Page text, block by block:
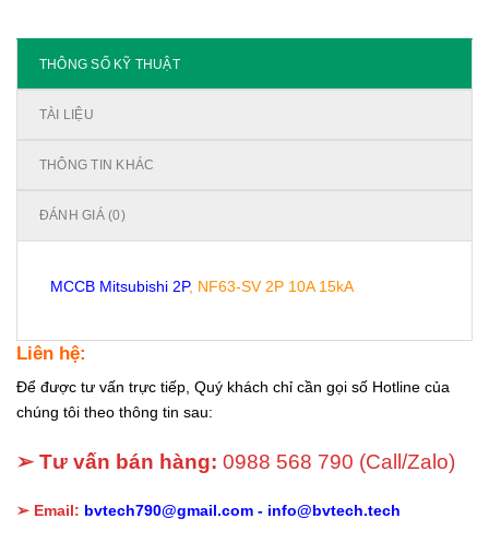
THÔNG SỐ KỸ THUẬT
TÀI LIỆU
THÔNG TIN KHÁC
ĐÁNH GIÁ (0)
MCCB Mitsubishi 2P, NF63-SV 2P 10A 15kA
Liên hệ:
Để được tư vấn trực tiếp, Quý khách chỉ cần gọi số Hotline của
chúng tôi theo thông tin sau:
➢ Tư vấn bán hàng: 0988 568 790 (Call/Zalo)
➢ Email: bvtech790@gmail.com - info@bvtech.tech